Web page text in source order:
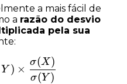
a mais fácil de
a razão do desvio
pela sua
\beta = Corr(X,Y)
Y ) ×
σ(Y )
σ(X)